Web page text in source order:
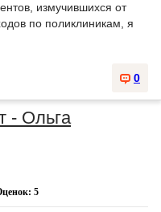
измучившихся от
по поликлиникам, я
0
- Ольга
5